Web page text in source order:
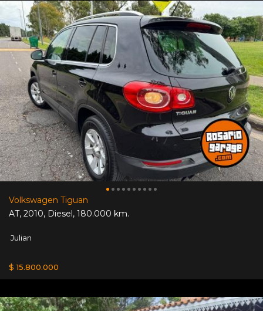
Volkswagen Tiguan
AT, 2010, Diesel, 180.000 km.
Julian
$ 15.800.000